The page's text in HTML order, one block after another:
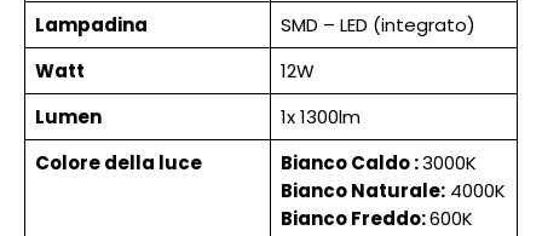
Lampadina
SMD – LED (integrato)
Watt
12W
Lumen
1x 1300lm
Colore della luce
Bianco Caldo :3000K
Bianco Naturale:4000K
Bianco Freddo:600K